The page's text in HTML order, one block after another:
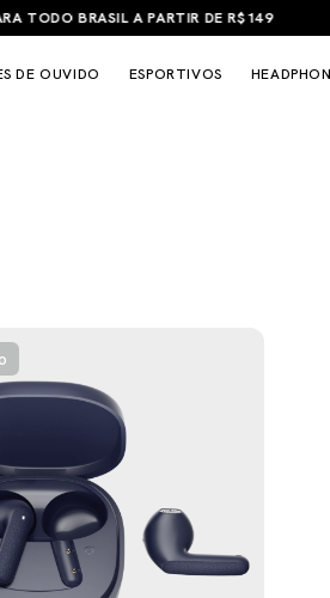
TODO BRASIL A PARTIR DE R$149
DE OUVIDO ESPORTIVOS